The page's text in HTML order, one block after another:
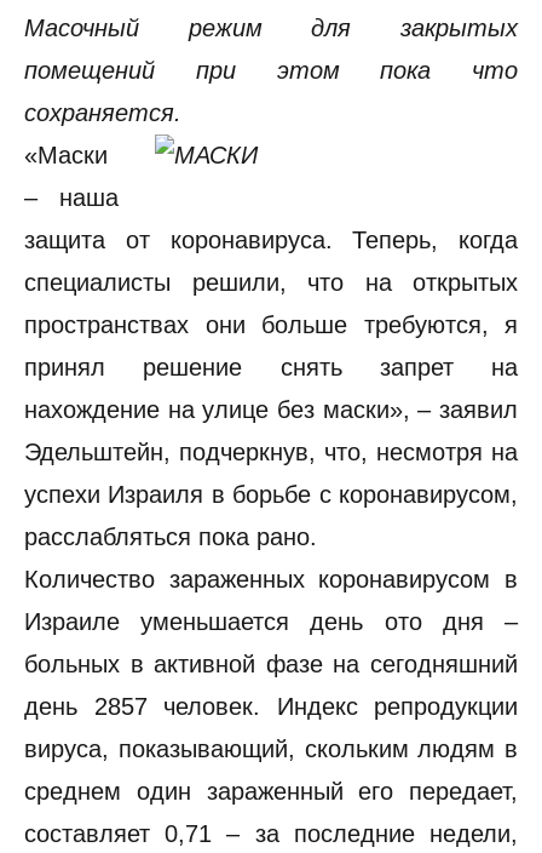
Масочный режим для закрытых
помещений при этом пока что
сохраняется.
«Маски
– наша
защита от коронавируса. Теперь, когда
специалисты решили, что на открытых
пространствах они больше требуются, я
принял решение снять запрет на
нахождение на улице без маски», – заявил
Эдельштейн, подчеркнув, что, несмотря на
успехи Израиля в борьбе с коронавирусом,
расслабляться пока рано.
Количество зараженных коронавирусом в
Израиле уменьшается день ото дня –
больных в активной фазе на сегодняшний
день 2857 человек. Индекс репродукции
вируса, показывающий, скольким людям в
среднем один зараженный его передает,
составляет 0,71 – за последние недели,